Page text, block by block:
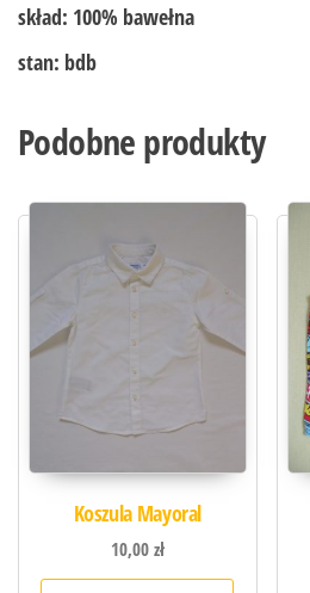
skład: 100% bawełna
stan: bdb
Podobne produkty
Koszula Mayoral
10,00zł